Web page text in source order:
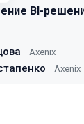
BI-
Axenix
Axenix